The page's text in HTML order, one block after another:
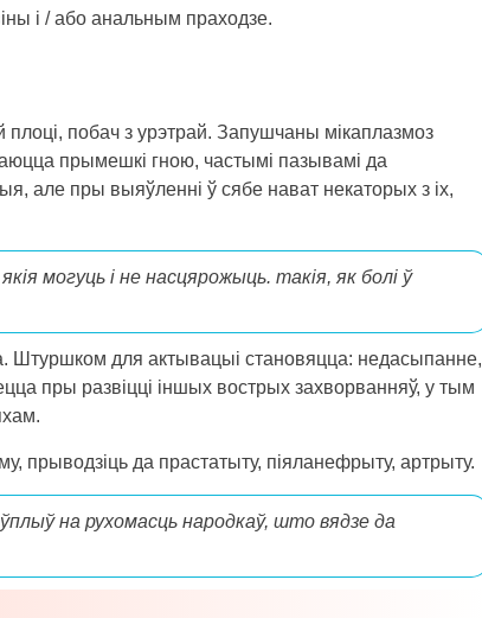
і / або анальным праходзе.
побач з урэтрай. Запушчаны мікаплазмоз
прымешкі гною, частымі пазывамі да
але пры выяўленні ў сябе нават некаторых з іх,
могуць і не насцярожыць. такія, як болі ў
Штуршком для актывацыі становяцца: недасыпанне,
пры развіцці іншых вострых захворванняў, у тым
прыводзіць да прастатыту, піяланефрыту, артрыту.
на рухомасць народкаў, што вядзе да